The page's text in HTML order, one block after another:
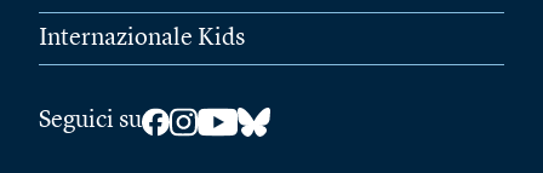
Internazionale Kids
Seguici su